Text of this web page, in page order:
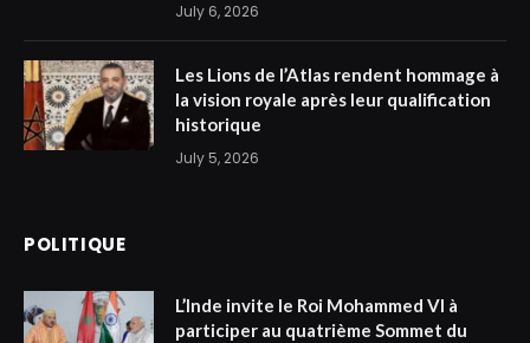
July 6, 2026
Les Lions de l’Atlas rendent hommage à
la vision royale après leur qualification
historique
July 5, 2026
POLITIQUE
L’Inde invite le Roi Mohammed VI à
participer au quatrième Sommet du